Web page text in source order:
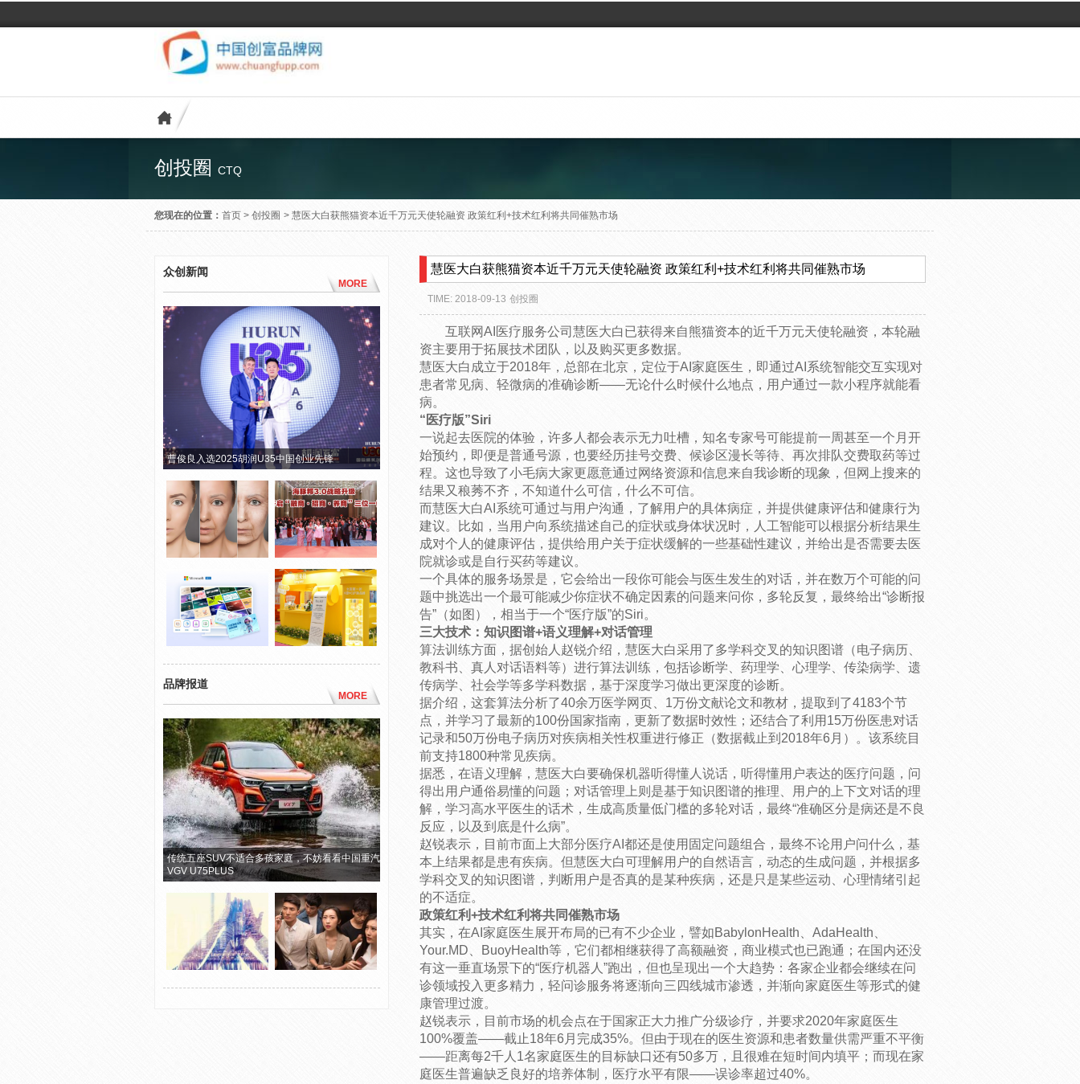
创投圈 CTQ
您现在的位置： 首页 > 创投圈 > 慧医大白获熊猫资本近千万元天使轮融资 政策红利+技术红利将共同催熟市场
众创新闻
MORE
曹俊良入选2025胡润U35中国创业先锋
品牌报道
MORE
传统五座SUV不适合多孩家庭，不妨看看中国重汽
VGV U75PLUS
慧医大白获熊猫资本近千万元天使轮融资 政策红利+技术红利将共同催熟市场
TIME: 2018-09-13 创投圈
互联网AI医疗服务公司慧医大白已获得来自熊猫资本的近千万元天使轮融资，本轮融
资主要用于拓展技术团队，以及购买更多数据。
慧医大白成立于2018年，总部在北京，定位于AI家庭医生，即通过AI系统智能交互实现对
患者常见病、轻微病的准确诊断——无论什么时候什么地点，用户通过一款小程序就能看
病。
“医疗版”Siri
一说起去医院的体验，许多人都会表示无力吐槽，知名专家号可能提前一周甚至一个月开
始预约，即便是普通号源，也要经历挂号交费、候诊区漫长等待、再次排队交费取药等过
程。这也导致了小毛病大家更愿意通过网络资源和信息来自我诊断的现象，但网上搜来的
结果又稂莠不齐，不知道什么可信，什么不可信。
而慧医大白AI系统可通过与用户沟通，了解用户的具体病症，并提供健康评估和健康行为
建议。比如，当用户向系统描述自己的症状或身体状况时，人工智能可以根据分析结果生
成对个人的健康评估，提供给用户关于症状缓解的一些基础性建议，并给出是否需要去医
院就诊或是自行买药等建议。
一个具体的服务场景是，它会给出一段你可能会与医生发生的对话，并在数万个可能的问
题中挑选出一个最可能减少你症状不确定因素的问题来问你，多轮反复，最终给出“诊断报
告”（如图），相当于一个“医疗版”的Siri。
三大技术：知识图谱+语义理解+对话管理
算法训练方面，据创始人赵锐介绍，慧医大白采用了多学科交叉的知识图谱（电子病历、
教科书、真人对话语料等）进行算法训练，包括诊断学、药理学、心理学、传染病学、遗
传病学、社会学等多学科数据，基于深度学习做出更深度的诊断。
据介绍，这套算法分析了40余万医学网页、1万份文献论文和教材，提取到了4183个节
点，并学习了最新的100份国家指南，更新了数据时效性；还结合了利用15万份医患对话
记录和50万份电子病历对疾病相关性权重进行修正（数据截止到2018年6月）。该系统目
前支持1800种常见疾病。
据悉，在语义理解，慧医大白要确保机器听得懂人说话，听得懂用户表达的医疗问题，问
得出用户通俗易懂的问题；对话管理上则是基于知识图谱的推理、用户的上下文对话的理
解，学习高水平医生的话术，生成高质量低门槛的多轮对话，最终“准确区分是病还是不良
反应，以及到底是什么病”。
赵锐表示，目前市面上大部分医疗AI都还是使用固定问题组合，最终不论用户问什么，基
本上结果都是患有疾病。但慧医大白可理解用户的自然语言，动态的生成问题，并根据多
学科交叉的知识图谱，判断用户是否真的是某种疾病，还是只是某些运动、心理情绪引起
的不适症。
政策红利+技术红利将共同催熟市场
其实，在AI家庭医生展开布局的已有不少企业，譬如BabylonHealth、AdaHealth、
Your.MD、BuoyHealth等，它们都相继获得了高额融资，商业模式也已跑通；在国内还没
有这一垂直场景下的“医疗机器人”跑出，但也呈现出一个大趋势：各家企业都会继续在问
诊领域投入更多精力，轻问诊服务将逐渐向三四线城市渗透，并渐向家庭医生等形式的健
康管理过渡。
赵锐表示，目前市场的机会点在于国家正大力推广分级诊疗，并要求2020年家庭医生
100%覆盖——截止18年6月完成35%。但由于现在的医生资源和患者数量供需严重不平衡
——距离每2千人1名家庭医生的目标缺口还有50多万，且很难在短时间内填平；而现在家
庭医生普遍缺乏良好的培养体制，医疗水平有限——误诊率超过40%。